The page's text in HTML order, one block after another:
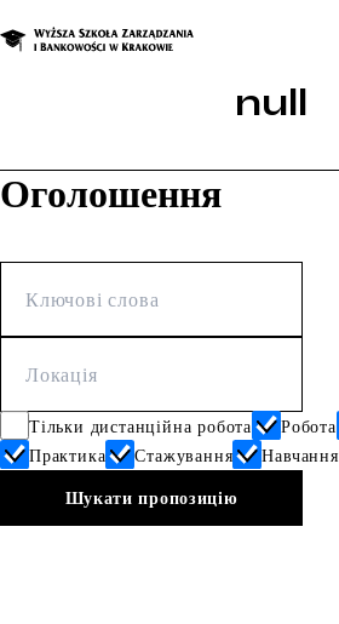
null
Оголошення
Тільки дистанційна робота Робота
Практика
Стажування
Навчання
Шукати пропозицію